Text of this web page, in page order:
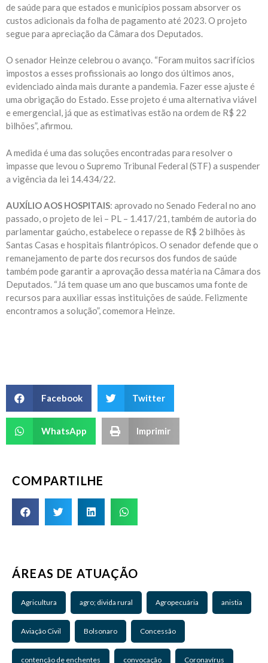
de saúde para que estados e municípios possam absorver os
custos adicionais da folha de pagamento até 2023. O projeto
segue para apreciação da Câmara dos Deputados.
O senador Heinze celebrou o avanço. “Foram muitos sacrifícios
impostos a esses profissionais ao longo dos últimos anos,
evidenciado ainda mais durante a pandemia. Fazer esse ajuste é
uma obrigação do Estado. Esse projeto é uma alternativa viável
e emergencial, já que as estimativas estão na ordem de R$ 22
bilhões”, afirmou.
A medida é uma das soluções encontradas para resolver o
impasse que levou o Supremo Tribunal Federal (STF) a suspender
a vigência da lei 14.434/22.
AUXÍLIO AOS HOSPITAIS: aprovado no Senado Federal no ano
passado, o projeto de lei – PL – 1.417/21, também de autoria do
parlamentar gaúcho, estabelece o repasse de R$ 2 bilhões às
Santas Casas e hospitais filantrópicos. O senador defende que o
remanejamento de parte dos recursos dos fundos de saúde
também pode garantir a aprovação dessa matéria na Câmara dos
Deputados. “Já tem quase um ano que buscamos uma fonte de
recursos para auxiliar essas instituições de saúde. Felizmente
encontramos a solução”, comemora Heinze.
Facebook Twitter
WhatsApp Imprimir
COMPARTILHE
ÁREAS DE ATUAÇÃO
Agricultura agro; divida rural Agropecuária anistia
Aviação Civil Bolsonaro Concessão
contenção de enchentes convocação Coronavírus